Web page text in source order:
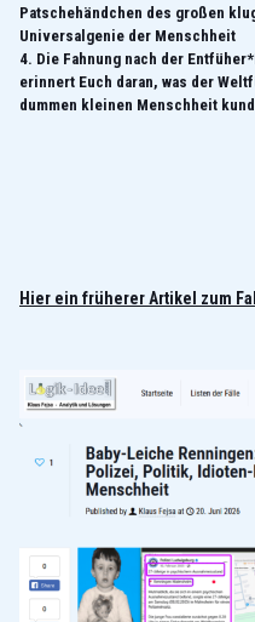
Patschehändchen des großen
Universalgenie der Menschheit
4. Die Fahnung nach der
erinnert Euch daran, was der
dummen kleinen Menschheit
Hier ein früherer Artikel zum